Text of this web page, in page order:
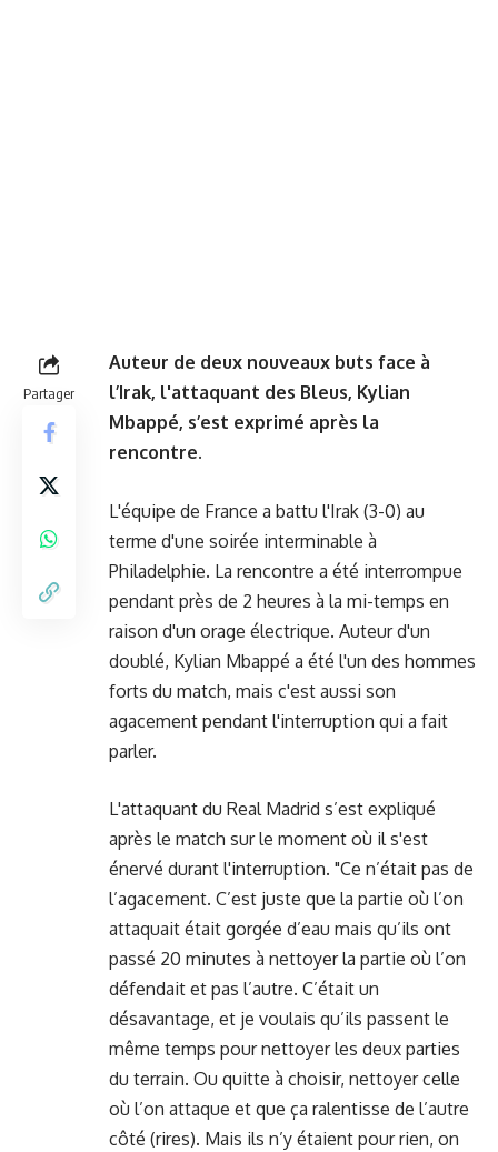
Partager
Auteur de deux nouveaux buts face à
l’Irak, l'attaquant des Bleus, Kylian
Mbappé, s’est exprimé après la
rencontre.
L'équipe de France a battu l'Irak (3-0) au
terme d'une soirée interminable à
Philadelphie. La rencontre a été interrompue
pendant près de 2 heures à la mi-temps en
raison d'un orage électrique. Auteur d'un
doublé, Kylian Mbappé a été l'un des hommes
forts du match, mais c'est aussi son
agacement pendant l'interruption qui a fait
parler.
L'attaquant du Real Madrid s’est expliqué
après le match sur le moment où il s'est
énervé durant l'interruption. "Ce n’était pas de
l’agacement. C’est juste que la partie où l’on
attaquait était gorgée d’eau mais qu’ils ont
passé 20 minutes à nettoyer la partie où l’on
défendait et pas l’autre. C’était un
désavantage, et je voulais qu’ils passent le
même temps pour nettoyer les deux parties
du terrain. Ou quitte à choisir, nettoyer celle
où l’on attaque et que ça ralentisse de l’autre
côté (rires). Mais ils n’y étaient pour rien, on